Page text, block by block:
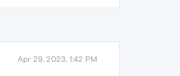
Apr 29, 2023, 1:42 PM